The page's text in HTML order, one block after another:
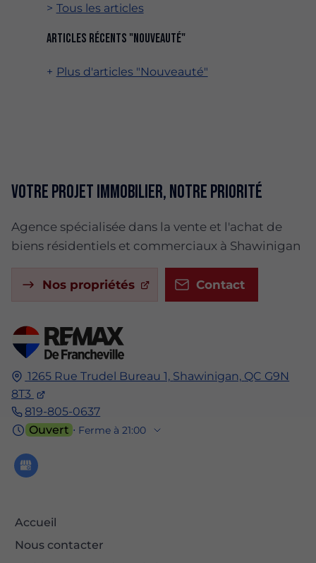
Tous les articles
Articles récents "Nouveauté"
Plus d'articles "Nouveauté"
1265 Rue Trudel Bureau 1, Shawinigan, QC G9N
8T3
819-805-0637
Ouvert ⋅ Ferme à 21:00
Accueil
Nous contacter
Votre projet immobilier, notre priorité
Agence spécialisée dans la vente et l'achat de
biens résidentiels et commerciaux à Shawinigan
Nos propriétés Contact